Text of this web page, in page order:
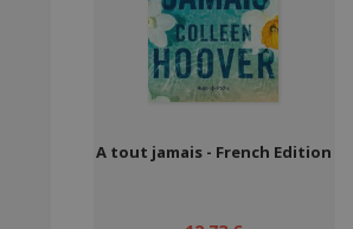
A tout jamais - French Edition